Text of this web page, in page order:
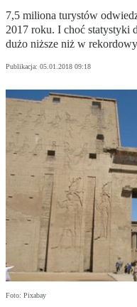
7,5 miliona turystów
2017 roku. I choć statystyki
dużo niższe niż w
Publikacja: 05.01.2018 09:18
Foto: Pixabay